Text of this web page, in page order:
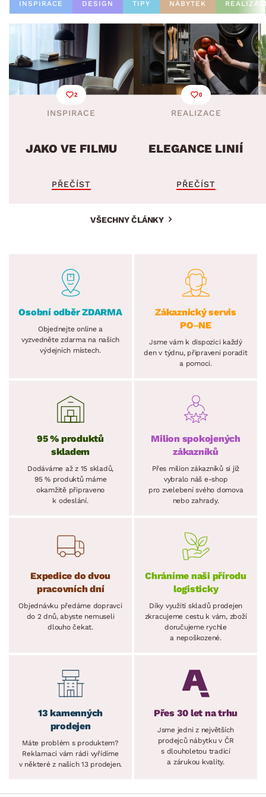
INSPIRACE DESIGN TIPY NÁBYTEK
2
INSPIRACE
JAKO VE FILMU
PŘEČÍST
0
REALIZACE
ELEGANCE LINIÍ
PŘEČÍST
VŠECHNY ČLÁNKY
Osobní odběr ZDARMA
Objednejte online a
vyzvedněte zdarma na našich
výdejních místech.
Zákaznický servis
PO–NE
Jsme vám k dispozici každý
den v týdnu, připraveni poradit
a pomoci.
95 % produktů
skladem
Dodáváme až z 15 skladů,
95 % produktů máme
okamžitě připraveno
k odeslání.
Milion spokojených
zákazníků
Přes milion zákazníků si již
vybralo náš e-shop
pro zvelebení svého domova
nebo zahrady.
Expedice do dvou
pracovních dní
Objednávku předáme dopravci
do 2 dnů, abyste nemuseli
dlouho čekat.
Chráníme naši přírodu
logisticky
Díky využití skladů prodejen
zkracujeme cestu k vám, zboží
doručujeme rychle
a nepoškozené.
13 kamenných
prodejen
Máte problém s produktem?
Reklamaci vám rádi vyřídíme
v některé z našich 13 prodejen.
Přes 30 let na trhu
Jsme jedni z největších
prodejců nábytku v ČR
s dlouholetou tradicí
a zárukou kvality.